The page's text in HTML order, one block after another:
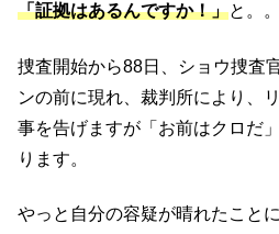
「証拠はあるんですか！」と。。
捜査開始から88日、ショウ捜査
ンの前に現れ、裁判所により、
事を告げますが「お前はクロだ
ります。
やっと自分の容疑が晴れたこと